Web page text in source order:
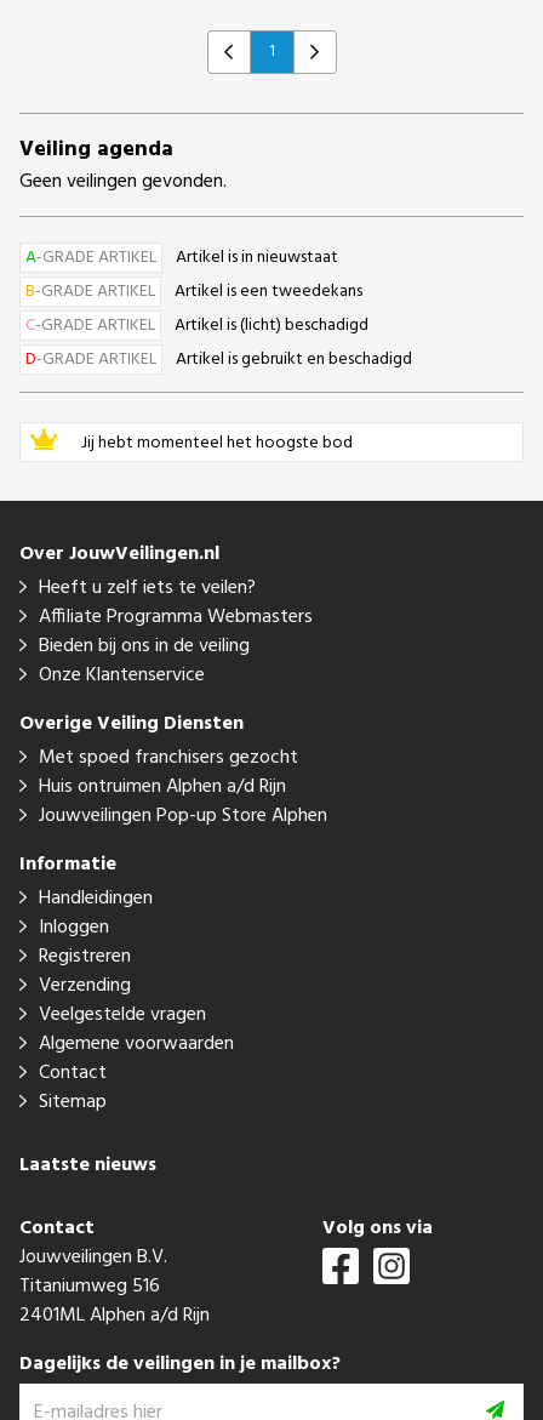
Previous
1 Next
Veiling agenda
Geen veilingen gevonden.
A-GRADE ARTIKEL
Artikel is in nieuwstaat
B-GRADE ARTIKEL
Artikel is een tweedekans
C-GRADE ARTIKEL
Artikel is (licht) beschadigd
D-GRADE ARTIKEL Artikel is gebruikt en beschadigd
Jij hebt momenteel het hoogste bod
Over JouwVeilingen.nl
Heeft u zelf iets te veilen?
Affiliate Programma Webmasters
Bieden bij ons in de veiling
Onze Klantenservice
Overige Veiling Diensten
Met spoed franchisers gezocht
Huis ontruimen Alphen a/d Rijn
Jouwveilingen Pop-up Store Alphen
Informatie
Handleidingen
Inloggen
Registreren
Verzending
Veelgestelde vragen
Algemene voorwaarden
Contact
Sitemap
Laatste nieuws
Contact
Jouwveilingen B.V.
Titaniumweg 516
2401ML Alphen a/d Rijn
Volg ons via
Dagelijks de veilingen in je mailbox?